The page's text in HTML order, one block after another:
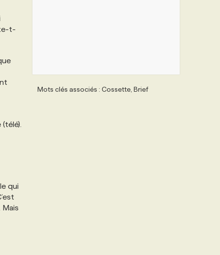
t-
qui
Mots clés associés : Cossette, Brief